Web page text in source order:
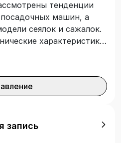
тенденции
машин, а
сеялок и сажалок.
характеристики,
настройки и
рассматриваемых
пособие
профессионального
запись